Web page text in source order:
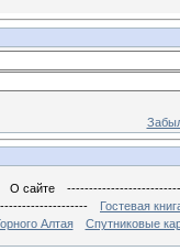
О сайте
Гостевая
Алтая Спутниковые